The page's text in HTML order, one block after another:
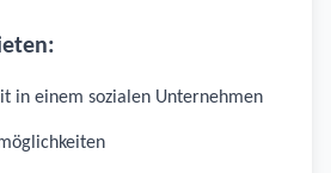
in einem sozialen Unternehmen